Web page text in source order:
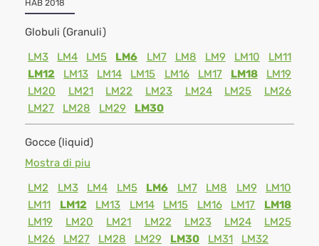
HAB 2018
Globuli (Granuli)
LM3
LM4 LM5 LM6 LM7 LM8 LM9 LM10
LM11
LM12
LM13 LM14 LM15 LM16 LM17 LM18
LM19
LM20
LM21 LM22 LM23 LM24 LM25
LM26
LM27
LM28 LM29 LM30
Gocce (liquid)
Mostra di piu
LM2
LM3 LM4 LM5 LM6 LM7 LM8 LM9
LM10
LM11
LM12 LM13 LM14 LM15 LM16 LM17
LM18
LM19
LM20 LM21 LM22 LM23 LM24
LM25
LM26
LM27 LM28 LM29 LM30 LM31 LM32